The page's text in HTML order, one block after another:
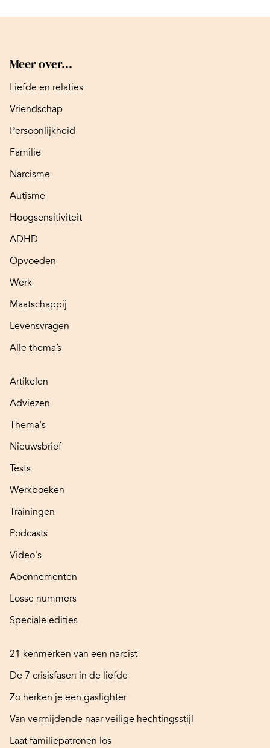
Meer over...
Liefde en relaties
Vriendschap
Persoonlijkheid
Familie
Narcisme
Autisme
Hoogsensitiviteit
ADHD
Opvoeden
Werk
Maatschappij
Levensvragen
Alle thema’s
Artikelen
Adviezen
Thema's
Nieuwsbrief
Tests
Werkboeken
Trainingen
Podcasts
Video's
Abonnementen
Losse nummers
Speciale edities
21 kenmerken van een narcist
De 7 crisisfasen in de liefde
Zo herken je een gaslighter
Van vermijdende naar veilige hechtingsstijl
Laat familiepatronen los